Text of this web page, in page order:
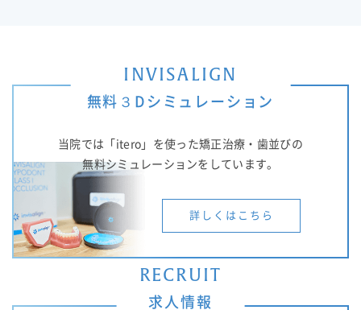
INVISALIGN
無料３Dシミュレーション
当院では「itero」を使った矯正治療・歯並びの
無料シミュレーションをしています。
詳しくはこちら
RECRUIT
求人情報